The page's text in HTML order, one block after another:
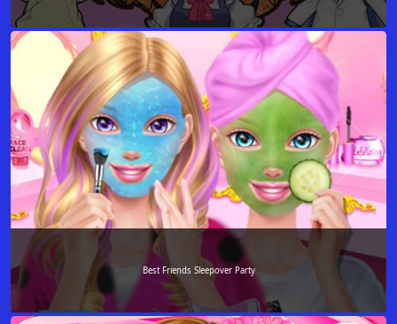
Best Friends Sleepover Party